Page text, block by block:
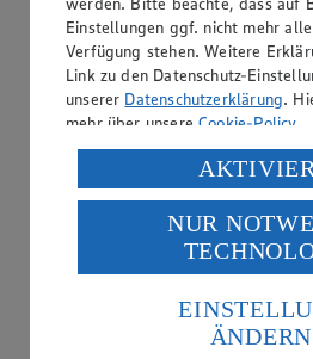
Angebot:Deutschland -
2.49
Festpreis von 2.49€
Klasse II, 500 g Schale, (1
Einstellungen ggf. nicht mehr
Verfügung stehen. Weitere
Link zu den Datenschutz-
unserer Datenschutzerklärung.
mehr über unsereCookie-Policy.
Verarbeitung deiner
USA durch Facebook und
Wenn du auf „Aktivieren“
des Art. 49 Abs. 1 Satz 1 lit. a)
Daten in den USA verarbeitet
die USA als Land mit einem nach
Standards nicht angemessenen
Es besteht das Risiko eines
NUR
ÄNDERN